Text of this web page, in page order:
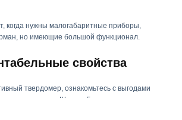
когда нужны малогабаритные приборы,
но имеющие большой функционал.
свойства
твердомер, ознакомьтесь с выгодами
шкалы Шора и Бринелля применимы
материалов. Средний уровень